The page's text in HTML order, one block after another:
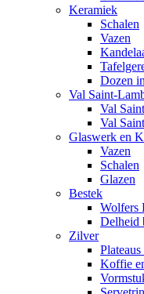
Keramiek
Schalen
Vazen
Dozen
Val Saint-
Val
Val
Glaswerk en
Vazen
Schalen
Glazen
Bestek
Wolfers
Delheid
Zilver
Plateaus
Koffie